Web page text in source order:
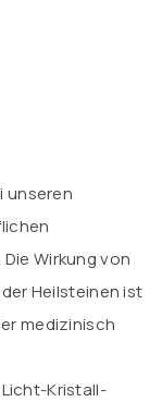
unseren
Wirkung von
Heilsteinen ist
medizinisch
Kristall-